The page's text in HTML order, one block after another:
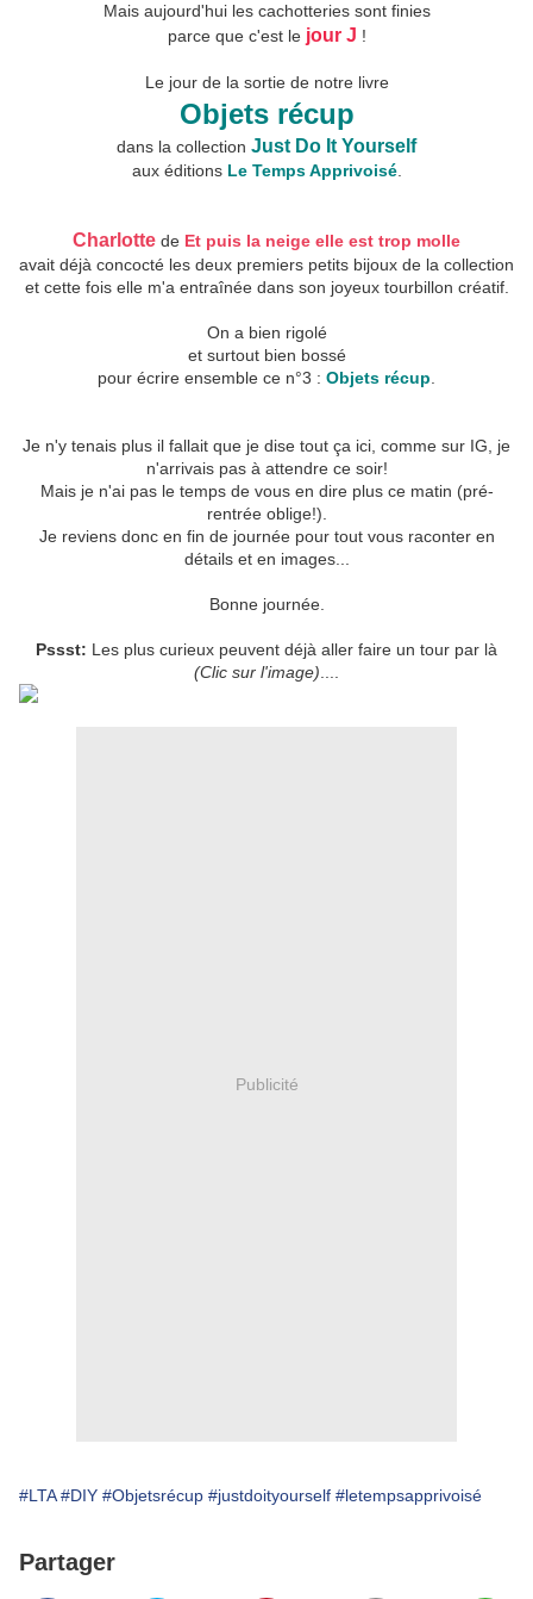
Mais aujourd'hui les cachotteries sont finies
parce que c'est lejour J !
Le jour de la sortie de notre livre
Objets récup
dans la collection Just Do It Yourself
aux éditions Le Temps Apprivoisé.
Charlotte de Et puis la neige elle est trop molle
avait déjà concocté les deux premiers petits bijoux de la collection
et cette fois elle m'a entraînée dans son joyeux tourbillon créatif.
On a bien rigolé
et surtout bien bossé
pour écrire ensemble ce n°3 : Objets récup
Je n'y tenais plus il fallait que je dise tout ça ici, comme sur IG, je
n'arrivais pas à attendre ce soir!
Mais je n'ai pas le temps de vous en dire plus ce matin (pré-
rentrée oblige!).
Je reviens donc en fin de journée pour tout vous raconter en
détails et en images...
Bonne journée.
Pssst: Les plus curieux peuvent déjà aller faire un tour par là
(Clic sur l'image)
Publicité
#LTA #DIY #Objetsrécup #justdoityourself #letempsapprivoisé
Partager